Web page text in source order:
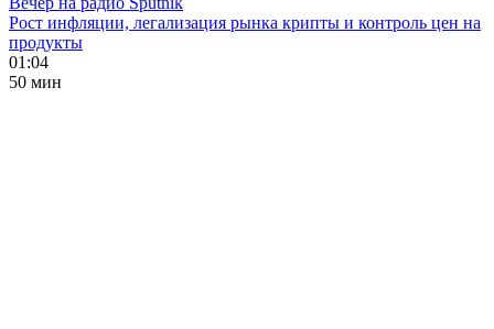
Рост инфляции, легализация рынка крипты и контроль цен на
продукты
01:04
50 мин